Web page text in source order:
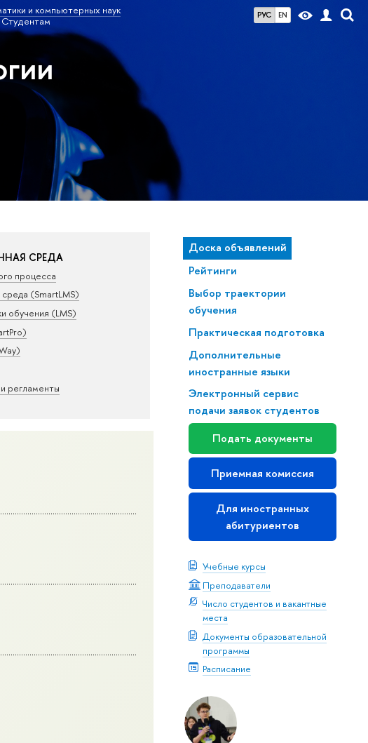
РУС EN
и компьютерных наук
Студентам
Доска объявлений
Рейтинги
Выбор траектории
обучения
Практическая подготовка
Дополнительные
иностранные языки
Электронный сервис
подачи заявок студентов
Подать документы
Приемная комиссия
Для иностранных
абитуриентов
Учебные курсы
Преподаватели
Число студентов и вакантные
места
Документы образовательной
программы
Расписание
СРЕДА
процесса
(SmartLMS)
обучения (LMS)
регламенты